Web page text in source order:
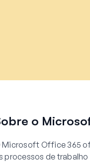
o
Microsoft Office 365
processos de